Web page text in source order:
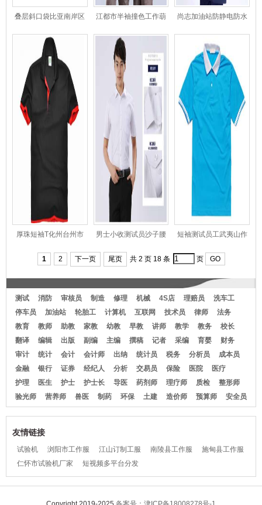
叠层斜口袋比亚南岸区
江都市半袖撞色工作葫
尚志加油站防静电防水
厚珠短袖T化州台州市
男士小收测试员沙子腰
短袖测试员工武夷山作
1
2 下一页 尾页 共 2 页 18 条 页 GO
测试 消防 审核员 制造 修理 机械 4S店 理赔员
洗车工
停车员
加油站 轮胎工 计算机 互联网 技术员 律师
法务
教育
教师 助教 家教 幼教 早教 讲师 教学 教务
校长
翻译
编辑 出版 副编 主编 撰稿 记者 采编 育婴
财务
审计
统计 会计 会计师 出纳 统计员 税务 分析员
成本员
金融
银行 证券 经纪人 分析 交易员 保险 医院
医疗
护理
医生 护士 护士长 导医 药剂师 理疗师 质检
整形师
验光师
营养师 兽医 制药 环保 土建 造价师 预算师 安全员
友情链接
试验机 浏阳市工作服 江山订制工服 南陵县工作服
施甸县工作服
仁怀市试验机厂家
短视频多平台分发